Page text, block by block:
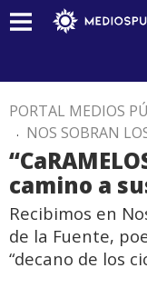
PORTAL MEDIOS
. NOS SOBRAN
camino a
Recibimos en
de la Fuente,
“decano de los